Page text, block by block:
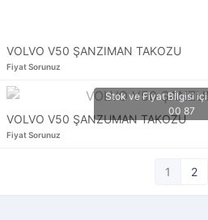
VOLVO V50 ŞANZIMAN TAKOZU
Fiyat Sorunuz
VOLVO V50 ŞANZUMAN TAKOZU
Fiyat Sorunuz
1 2